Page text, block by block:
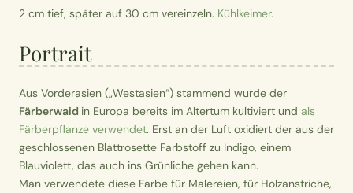
2 cm tief, später auf 30 cm vereinzeln. Kühlkeimer.
Portrait
Aus Vorderasien („Westasien“) stammend wurde der
Färberwaid in Europa bereits im Altertum kultiviert und als
Färberpflanze verwendet. Erst an der Luft oxidiert der aus der
geschlossenen Blattrosette Farbstoff zu Indigo, einem
Blauviolett, das auch ins Grünliche gehen kann.
Man verwendete diese Farbe für Malereien, für Holzanstriche,